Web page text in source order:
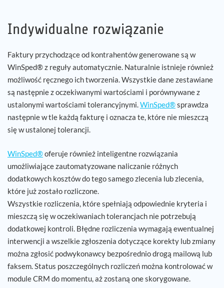
Indywidualne rozwiązanie
Faktury przychodzące od kontrahentów generowane są w
WinSped® z reguły automatycznie. Naturalnie istnieje również
możliwość ręcznego ich tworzenia. Wszystkie dane zestawiane
są następnie z oczekiwanymi wartościami i porównywane z
ustalonymi wartościami tolerancyjnymi.WinSped®sprawdza
następnie w tle każdą fakturę i oznacza te, które nie mieszczą
się w ustalonej tolerancji.
WinSped®oferuje również inteligentne rozwiązania
umożliwiające zautomatyzowane naliczanie różnych
dodatkowych kosztów do tego samego zlecenia lub zlecenia,
które już zostało rozliczone.
Wszystkie rozliczenia, które spełniają odpowiednie kryteria i
mieszczą się w oczekiwaniach tolerancjach nie potrzebują
dodatkowej kontroli. Błędne rozliczenia wymagają ewentualnej
interwencji a wszelkie zgłoszenia dotyczące korekty lub zmiany
można zgłosić podwykonawcy bezpośrednio drogą mailową lub
faksem. Status poszczególnych rozliczeń można kontrolować w
module CRM do momentu, aż zostaną one skorygowane.